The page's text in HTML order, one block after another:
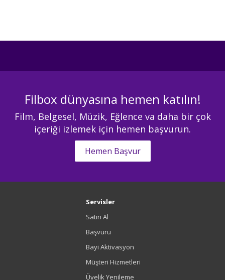
Filbox dünyasına hemen katılın!
Film, Belgesel, Müzik, Eğlence va daha bir çok
içeriği izlemek için hemen başvurun.
Hemen Başvur
Servisler
Satın Al
Başvuru
Bayi Aktivasyon
Müşteri Hizmetleri
Üyelik Yenileme